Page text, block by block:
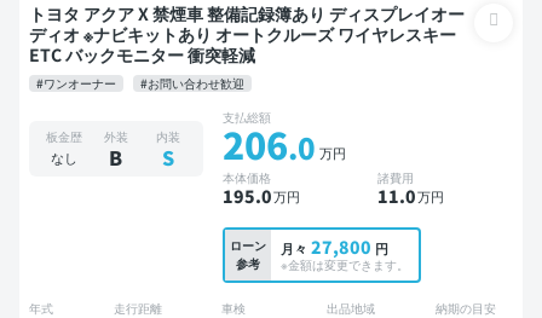
トヨタ アクア X 禁煙車 整備記録簿あり ディスプレイオー
ディオ ※ナビキットあり オートクルーズ ワイヤレスキー
ETC バックモニター 衝突軽減
#ワンオーナー #お問い合わせ歓迎
板金歴
なし
外装
B
内装
S
支払総額
206.0 万円
本体価格
195.0万円
諸費用
11.0万円
ローン
参考
月々 27,800 円
※金額は変更できます。
年式 走行距離 車検 出品地域 納期の目安